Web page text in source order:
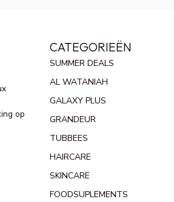
op
CATEGORIEËN
SUMMER DEALS
AL WATANIAH
GALAXY PLUS
GRANDEUR
TUBBEES
HAIRCARE
SKINCARE
FOODSUPLEMENTS